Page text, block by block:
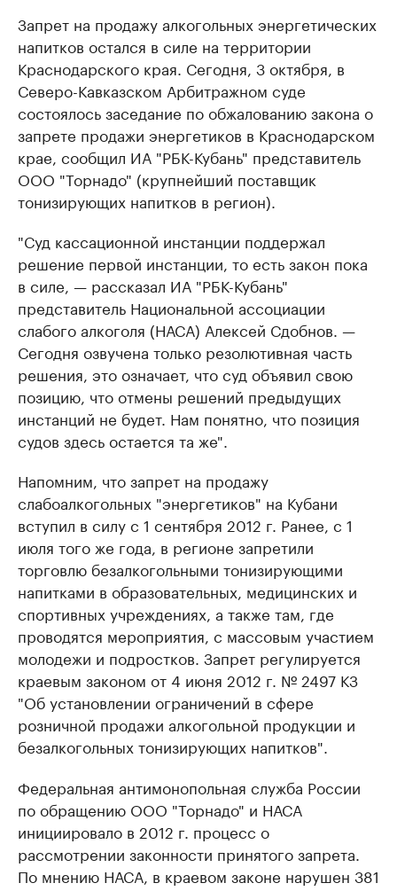
Запрет на продажу алкогольных энергетических
напитков остался в силе на территории
Краснодарского края. Сегодня, 3 октября, в
Северо-Кавказском Арбитражном суде
состоялось заседание по обжалованию закона о
запрете продажи энергетиков в Краснодарском
крае, сообщил ИА "РБК-Кубань" представитель
ООО "Торнадо" (крупнейший поставщик
тонизирующих напитков в регион).
"Суд кассационной инстанции поддержал
решение первой инстанции, то есть закон пока
в силе, — рассказал ИА "РБК-Кубань"
представитель Национальной ассоциации
слабого алкоголя (НАСА) Алексей Сдобнов. —
Сегодня озвучена только резолютивная часть
решения, это означает, что суд объявил свою
позицию, что отмены решений предыдущих
инстанций не будет. Нам понятно, что позиция
судов здесь остается та же".
Напомним, что запрет на продажу
слабоалкогольных "энергетиков" на Кубани
вступил в силу с 1 сентября 2012 г. Ранее, с 1
июля того же года, в регионе запретили
торговлю безалкогольными тонизирующими
напитками в образовательных, медицинских и
спортивных учреждениях, а также там, где
проводятся мероприятия, с массовым участием
молодежи и подростков. Запрет регулируется
краевым законом от 4 июня 2012 г. № 2497 КЗ
"Об установлении ограничений в сфере
розничной продажи алкогольной продукции и
безалкогольных тонизирующих напитков".
Федеральная антимонопольная служба России
по обращению ООО "Торнадо" и НАСА
инициировало в 2012 г. процесс о
рассмотрении законности принятого запрета.
По мнению НАСА, в краевом законе нарушен 381